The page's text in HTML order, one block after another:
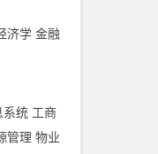
济学 金融
系统 工商
管理 物业